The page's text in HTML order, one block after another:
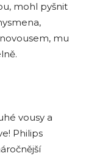
mohl pyšnit
mu
vousy a
Philips